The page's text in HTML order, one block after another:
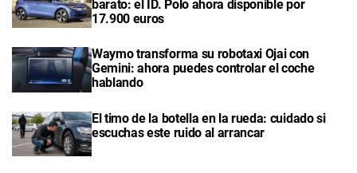
barato: el ID. Polo ahora disponible por
17.900 euros
Waymo transforma su robotaxi Ojai con
Gemini: ahora puedes controlar el coche
hablando
El timo de la botella en la rueda: cuidado si
escuchas este ruido al arrancar